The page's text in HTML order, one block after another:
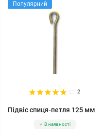
Популярний
2
Підвіс спиця-петля 125 мм
В наявності